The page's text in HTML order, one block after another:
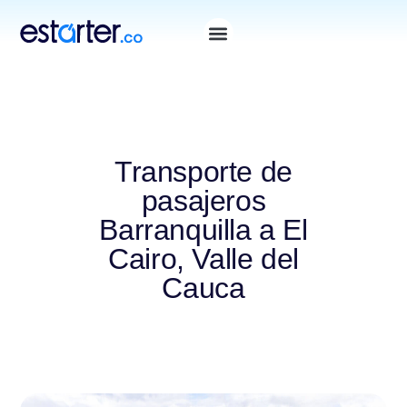
Transporte de
pasajeros
Barranquilla a El
Cairo, Valle del
Cauca